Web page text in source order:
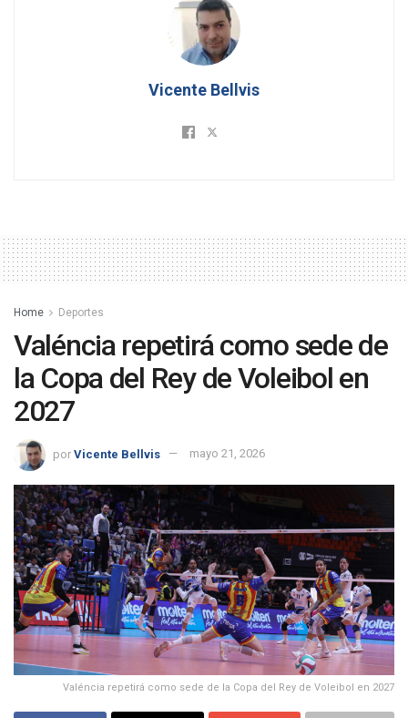
Vicente Bellvis
Home Deportes
Valéncia repetirá como sede de
la Copa del Rey de Voleibol en
2027
por Vicente Bellvis mayo 21, 2026
Valéncia repetirá como sede de la Copa del Rey de Voleibol en 2027